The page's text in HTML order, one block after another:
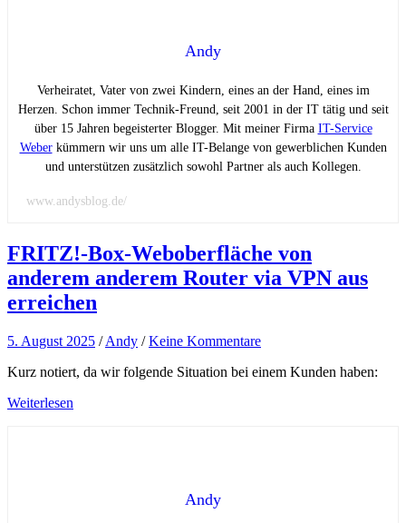
Andy
Verheiratet, Vater von zwei Kindern, eines an der Hand, eines im
Herzen. Schon immer Technik-Freund, seit 2001 in der IT tätig und seit
über 15 Jahren begeisterter Blogger. Mit meiner Firma IT-Service
Weberkümmern wir uns um alle IT-Belange von gewerblichen Kunden
und unterstützen zusätzlich sowohl Partner als auch Kollegen.
www.andysblog.de/
FRITZ!-Box-Weboberfläche von
anderem anderem Router via VPN aus
erreichen
5. August 2025 /Andy /Keine Kommentare
Kurz notiert, da wir folgende Situation bei einem Kunden haben:
Weiterlesen
Andy